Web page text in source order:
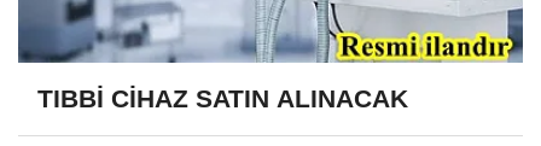
TIBBİ CİHAZ SATIN ALINACAK